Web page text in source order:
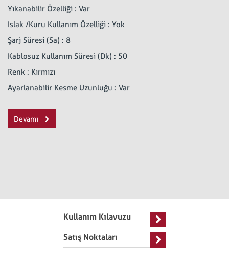
Yıkanabilir Özelliği : Var
Islak /Kuru Kullanım Özelliği : Yok
Şarj Süresi (Sa) : 8
Kablosuz Kullanım Süresi (Dk) : 50
Renk : Kırmızı
Ayarlanabilir Kesme Uzunluğu : Var
Devamı
Kullanım Kılavuzu
Satış Noktaları